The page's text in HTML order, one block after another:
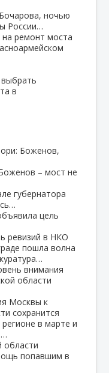
ночью
России…
ремонт моста
в
Боженов,
губернатора
цель
пошла волна
внимания
области
в марте и
области
попавшим в